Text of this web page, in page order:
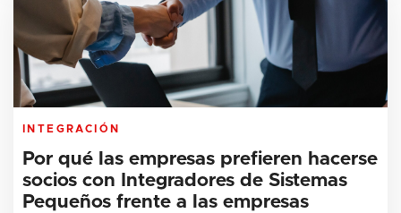
INTEGRACIÓN
Por qué las empresas prefieren hacerse
socios con Integradores de Sistemas
Pequeños frente a las empresas